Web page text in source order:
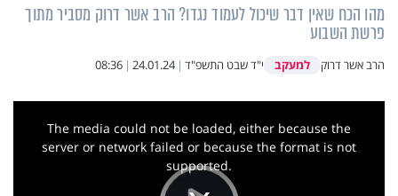
מהו הכח שאין דבר שיכול לעמוד נגדו? הרב אשר דרוק מסביר מתוך
פרשת השבוע
הרב אשר דרוק למעקב י"ד שבט התשפ"ד |
24.01.24
|
08:36
This
The media could not be loaded, either because the
server or network failed or because the format is not
supported.